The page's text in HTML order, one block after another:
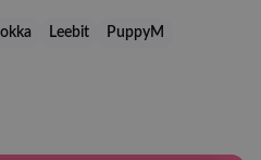
Leebit
PuppyM